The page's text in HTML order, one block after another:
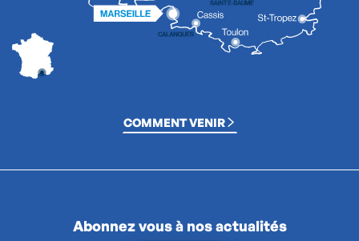
COMMENT VENIR
Abonnez vous à nos actualités